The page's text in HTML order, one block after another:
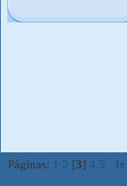
Páginas: 2 [3] 4 5 Ir